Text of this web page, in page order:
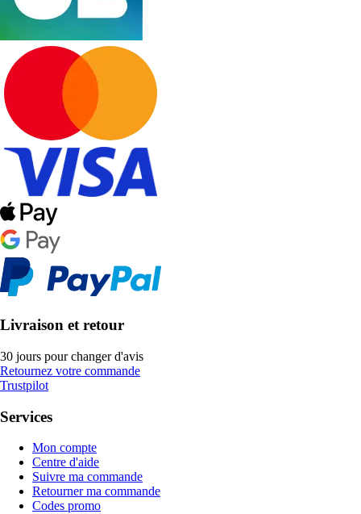
Livraison et retour
30 jours pour changer d'avis
Retournez votre commande
Trustpilot
Services
Mon compte
Centre d'aide
Suivre ma commande
Retourner ma commande
Codes promo